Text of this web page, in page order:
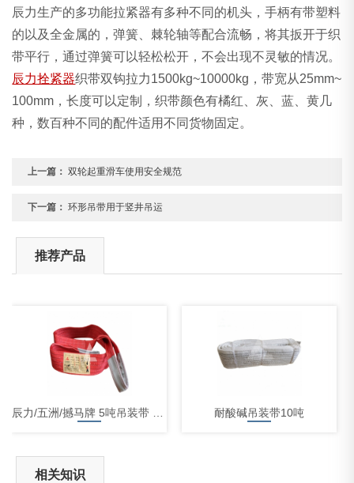
辰力生产的多功能拉紧器有多种不同的机头，手柄有带塑料
的以及全金属的，弹簧、棘轮轴等配合流畅，将其扳开于织
带平行，通过弹簧可以轻松松开，不会出现不灵敏的情况。
辰力拴紧器织带双钩拉力1500kg~10000kg，带宽从25mm~
100mm，长度可以定制，织带颜色有橘红、灰、蓝、黄几
种，数百种不同的配件适用不同货物固定。
上一篇： 双轮起重滑车使用安全规范
下一篇： 环形吊带用于竖井吊运
推荐产品
辰力/五洲/撼马牌 5吨吊装带 扁平吊装带 耐酸碱吊装带10吨
相关知识